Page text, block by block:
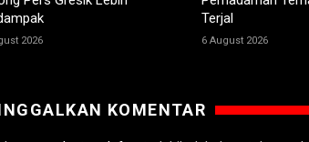
2026
Terjal
6 August 2026
KOMENTAR